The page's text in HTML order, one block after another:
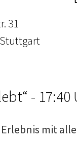
31
-
mit